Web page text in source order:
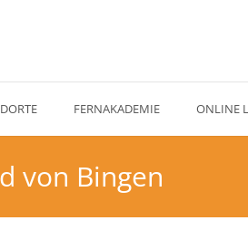
FERNAKADEMIE ONLINE
von Bingen